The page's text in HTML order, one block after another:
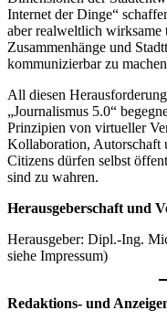
Internet der Dinge“
aber realweltlich
Zusammenhänge und
kommunizierbar zu
All diesen
„Journalismus 5.0“
Prinzipien von virtueller
Kollaboration, Autorschaft
Citizens dürfen selbst
sind zu wahren.
Herausgeberschaft und
Herausgeber: Dipl.-Ing.
siehe Impressum)
Redaktions- und